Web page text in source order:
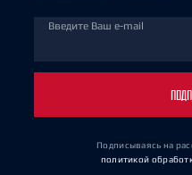
Введите Ваш e-mail
Подписываясь на
политикой